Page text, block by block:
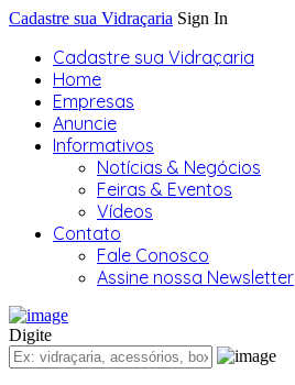
Cadastre sua Vidraçaria Sign In
Cadastre sua Vidraçaria
Home
Empresas
Anuncie
Informativos
Notícias & Negócios
Feiras & Eventos
Vídeos
Contato
Fale Conosco
Assine nossa Newsletter
Digite